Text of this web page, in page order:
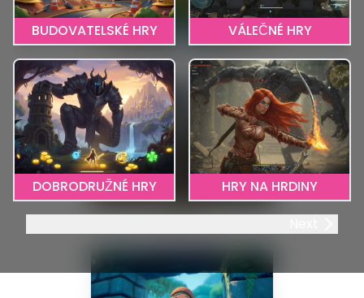
Farming Simulator
MMO
BUDOVATELSKÉ HRY VÁLEČNÉ HRY
DOBRODRUŽNÉ HRY
HRY NA HRDINY